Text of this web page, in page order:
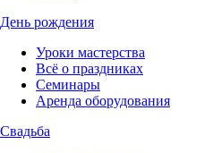
День рождения
Уроки мастерства
Всё о праздниках
Семинары
Аренда оборудования
Свадьба